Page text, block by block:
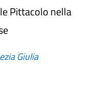
Pittacolo nella
Giulia